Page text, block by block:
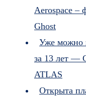
Aerospace –
Ghost
Уже можно
за 13 лет —
ATLAS
Открыта